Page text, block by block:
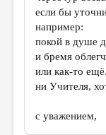
если бы
например:
покой в душе
и бремя
или как-то
ни Учителя,
с уважением,